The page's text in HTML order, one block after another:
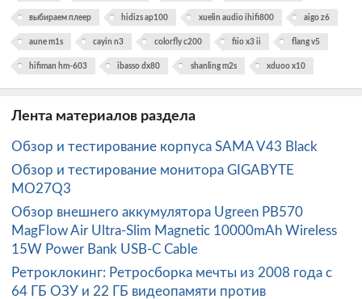
выбираем плеер hidizs ap100 xuelin audio ihifi800 aigo z6
aune m1s cayin n3 colorfly c200 fiio x3 ii flang v5
hifiman hm-603 ibasso dx80 shanling m2s xduoo x10
Лента материалов раздела
Обзор и тестирование корпуса SAMA V43 Black
Обзор и тестирование монитора GIGABYTE
MO27Q3
Обзор внешнего аккумулятора Ugreen PB570
MagFlow Air Ultra-Slim Magnetic 10000mAh Wireless
15W Power Bank USB-C Cable
Ретроклокинг: Ретросборка мечты из 2008 года с
64 ГБ ОЗУ и 22 ГБ видеопамяти против